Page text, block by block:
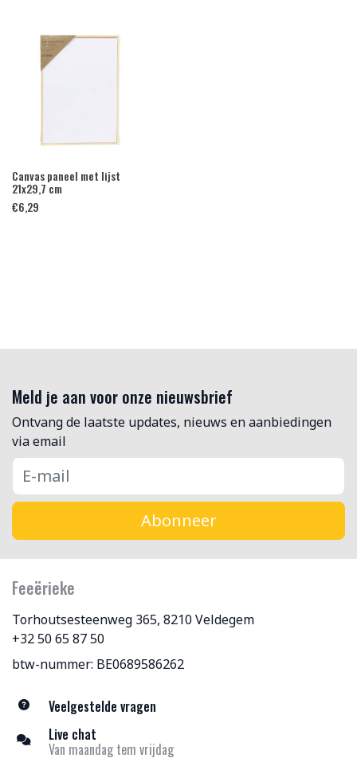
Canvas paneel met lijst
21x29,7 cm
€6,29
Meld je aan voor onze nieuwsbrief
Ontvang de laatste updates, nieuws en aanbiedingen
via email
Abonneer
Feeërieke
Torhoutsesteenweg 365, 8210 Veldegem
+32 50 65 87 50
btw-nummer: BE0689586262
Veelgestelde vragen
Live chat
Van maandag tem vrijdag